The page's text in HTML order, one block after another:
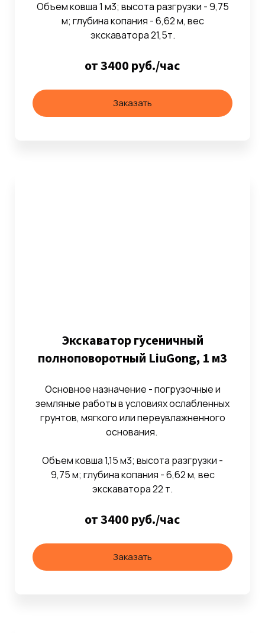
Объем ковша 1 м3; высота разгрузки - 9,75
м; глубина копания - 6,62 м, вес
экскаватора 21,5т.
от 3400 руб./час
Заказать
Экскаватор гусеничный
полноповоротный LiuGong, 1 м3
Основное назначение - погрузочные и
земляные работы в условиях ослабленных
грунтов, мягкого или переувлажненного
основания.
Объем ковша 1,15 м3; высота разгрузки -
9,75 м; глубина копания - 6,62 м, вес
экскаватора 22 т.
от 3400 руб./час
Заказать